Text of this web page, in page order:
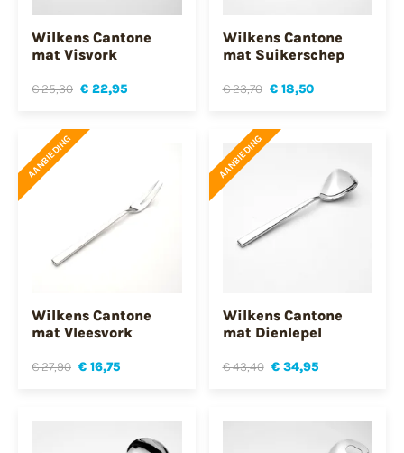
Wilkens Cantone
mat Visvork
€ 25,30 € 22,95
Wilkens Cantone
mat Suikerschep
€ 23,70 € 18,50
AANBIEDING
Wilkens Cantone
mat Vleesvork
€ 27,90 € 16,75
AANBIEDING
Wilkens Cantone
mat Dienlepel
€ 43,40 € 34,95